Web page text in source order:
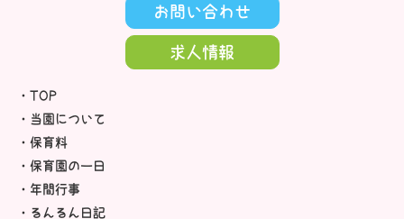
お問い合わせ
求人情報
TOP
当園について
保育料
保育園の一日
年間行事
るんるん日記